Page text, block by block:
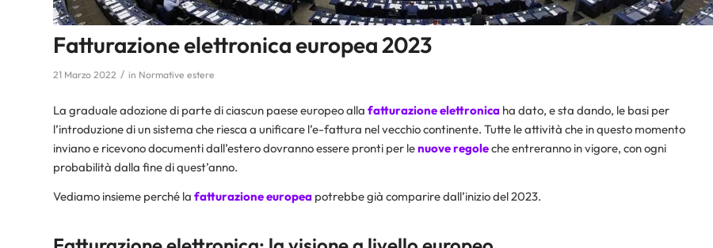
Fatturazione elettronica europea 2023
21 Marzo 2022 / in Normative estere
La graduale adozione di parte di ciascun paese europeo alla fatturazione elettronica ha dato, e sta dando, le basi per
l’introduzione di un sistema che riesca a unificare l’e-fattura nel vecchio continente. Tutte le attività che in questo momento
inviano e ricevono documenti dall’estero dovranno essere pronti per lenuove regoleche entreranno in vigore, con ogni
probabilità dalla fine di quest’anno.
Vediamo insieme perché la fatturazione europea potrebbe già comparire dall’inizio del 2023.